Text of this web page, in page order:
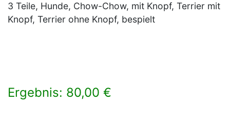
3 Teile, Hunde, Chow-Chow, mit Knopf, Terrier mit
Knopf, Terrier ohne Knopf, bespielt
Ergebnis: 80,00 €